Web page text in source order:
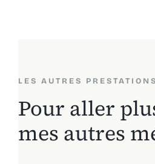
LES AUTRES PRESTATIONS
Pour aller
mes autres